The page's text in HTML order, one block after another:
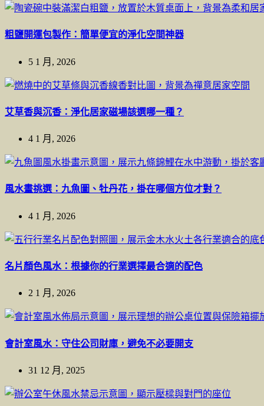
粗鹽開運包製作：簡單便宜的淨化空間神器
5 1 月, 2026
艾草香與沉香：淨化居家磁場該選哪一種？
4 1 月, 2026
風水畫挑選：九魚圖、牡丹花，掛在哪個方位才對？
4 1 月, 2026
名片顏色風水：根據你的行業選擇最合適的配色
2 1 月, 2026
會計室風水：守住公司財庫，避免不必要開支
31 12 月, 2025